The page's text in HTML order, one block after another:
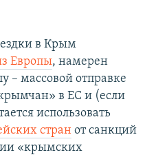
в Крым
Европы, намерен
– массовой отправке
в ЕС и (если
использовать
стран от санкций
«крымских